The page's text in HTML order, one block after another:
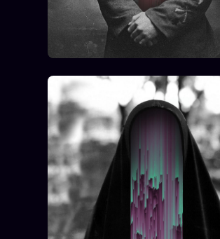
Équipe
Auteurs
Who is who
Qui baise qui +18
Signatures
Charte éditoriale
Studios
Words Radio